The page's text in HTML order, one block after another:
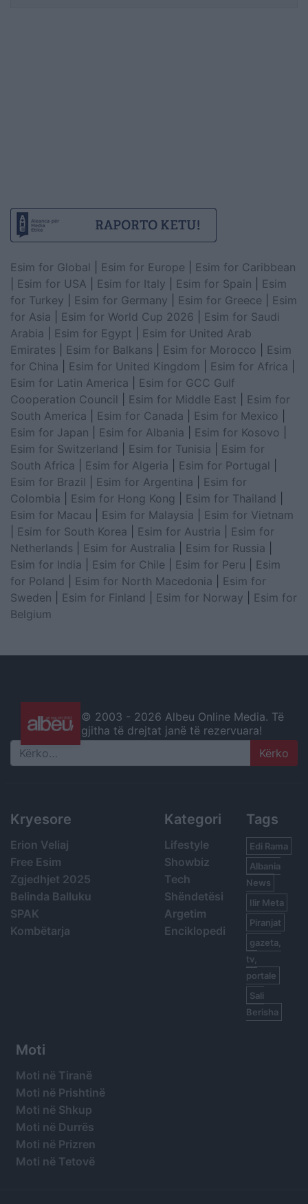
Esim for Global Esim for Europe
Esim for Caribbean
Esim for USA Esim for Italy Esim for Spain
Esim
for Turkey
Esim for Germany Esim for Greece
Esim
for Asia
Esim for World Cup 2026
Esim for Saudi
Arabia
Esim for Egypt
Esim for United Arab
Emirates
Esim for Balkans Esim for Morocco
Esim
for China
Esim for United Kingdom Esim for Africa
Esim for Latin America
Esim for GCC Gulf
Cooperation Council
Esim for Middle East
Esim for
South America
Esim for Canada Esim for Mexico
Esim for Japan
Esim for Albania Esim for Kosovo
Esim for Switzerland
Esim for Tunisia
Esim for
South Africa
Esim for Algeria Esim for Portugal
Esim for Brazil
Esim for Argentina
Esim for
Colombia
Esim for Hong Kong Esim for Thailand
Esim for Macau
Esim for Malaysia
Esim for Vietnam
Esim for South Korea Esim for Austria
Esim for
Netherlands
Esim for Australia Esim for Russia
Esim for India
Esim for Chile Esim for Peru
Esim
for Poland
Esim for North Macedonia
Esim for
Sweden
Esim for Finland Esim for Norway
Esim for
Belgium
© 2003 - 2026 Albeu Online Media. Të
gjitha të drejtat janë të rezervuara!
Search
Kryesore
Erion Veliaj
Free Esim
Zgjedhjet 2025
Belinda Balluku
SPAK
Kombëtarja
Kategori
Lifestyle
Showbiz
Tech
Shëndetësi
Argetim
Enciklopedi
Tags
Edi Rama
Albania
News
Ilir Meta
Piranjat
gazeta,
tv,
portale
Sali
Berisha
Moti
Moti në Tiranë
Moti në Prishtinë
Moti në Shkup
Moti në Durrës
Moti në Prizren
Moti në Tetovë